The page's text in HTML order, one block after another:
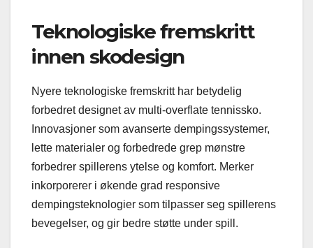
Teknologiske fremskritt
innen skodesign
Nyere teknologiske fremskritt har betydelig
forbedret designet av multi-overflate tennissko.
Innovasjoner som avanserte dempingssystemer,
lette materialer og forbedrede grep mønstre
forbedrer spillerens ytelse og komfort. Merker
inkorporerer i økende grad responsive
dempingsteknologier som tilpasser seg spillerens
bevegelser, og gir bedre støtte under spill.